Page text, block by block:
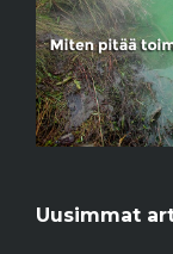
Uusimmat